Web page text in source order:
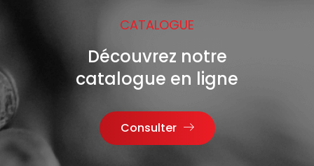
CATALOGUE
Découvrez notre
catalogue en ligne
Consulter